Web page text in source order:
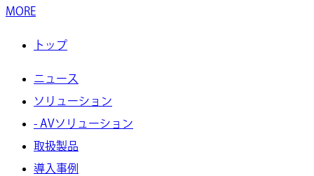
MORE
トップ
ニュース
ソリューション
- AVソリューション
取扱製品
導入事例